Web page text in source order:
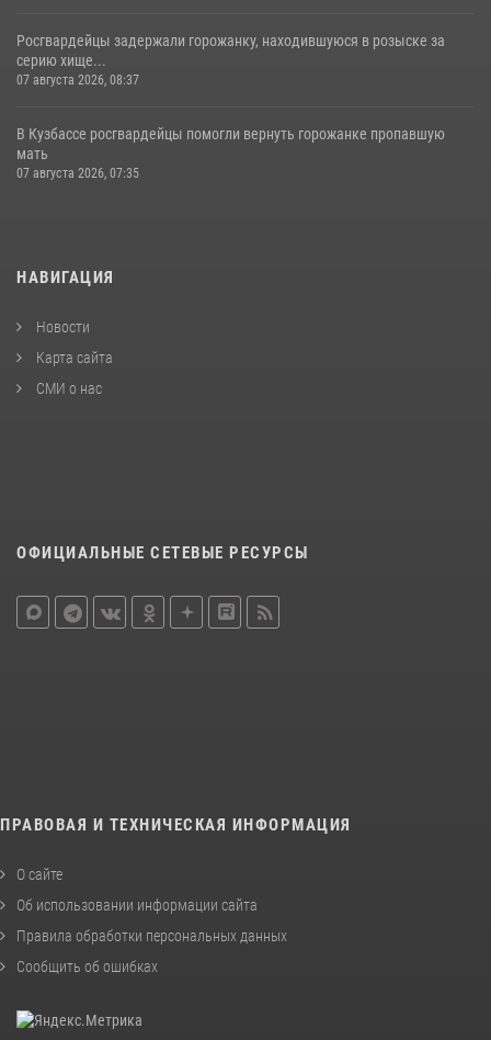
Росгвардейцы задержали горожанку, находившуюся в розыске за
серию хище...
07 августа 2026, 08:37
В Кузбассе росгвардейцы помогли вернуть горожанке пропавшую
мать
07 августа 2026, 07:35
НАВИГАЦИЯ
Новости
Карта сайта
СМИ о нас
ОФИЦИАЛЬНЫЕ СЕТЕВЫЕ РЕСУРСЫ
ПРАВОВАЯ И ТЕХНИЧЕСКАЯ ИНФОРМАЦИЯ
О сайте
Об использовании информации сайта
Правила обработки персональных данных
Сообщить об ошибках